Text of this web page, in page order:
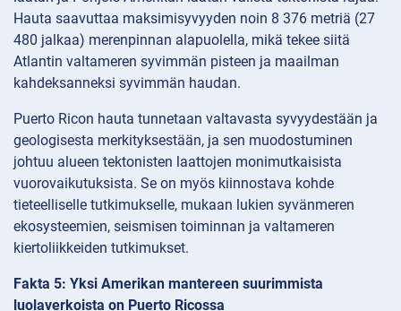
Hauta saavuttaa maksimisyvyyden noin 8 376 metriä (27
480 jalkaa) merenpinnan alapuolella, mikä tekee siitä
Atlantin valtameren syvimmän pisteen ja maailman
kahdeksanneksi syvimmän haudan.
Puerto Ricon hauta tunnetaan valtavasta syvyydestään ja
geologisesta merkityksestään, ja sen muodostuminen
johtuu alueen tektonisten laattojen monimutkaisista
vuorovaikutuksista. Se on myös kiinnostava kohde
tieteelliselle tutkimukselle, mukaan lukien syvänmeren
ekosysteemien, seismisen toiminnan ja valtameren
kiertoliikkeiden tutkimukset.
Fakta 5: Yksi Amerikan mantereen suurimmista
luolaverkoista on Puerto Ricossa